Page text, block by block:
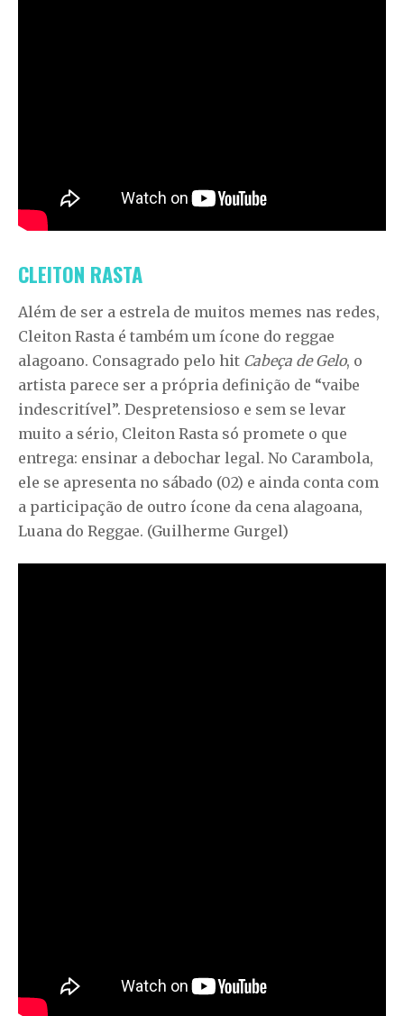
CLEITON RASTA
Além de ser a estrela de muitos memes nas redes,
Cleiton Rasta é também um ícone do reggae
alagoano. Consagrado pelo hit Cabeça de Gelo, o
artista parece ser a própria definição de “vaibe
indescritível”. Despretensioso e sem se levar
muito a sério, Cleiton Rasta só promete o que
entrega: ensinar a debochar legal. No Carambola,
ele se apresenta no sábado (02) e ainda conta com
a participação de outro ícone da cena alagoana,
Luana do Reggae. (Guilherme Gurgel)